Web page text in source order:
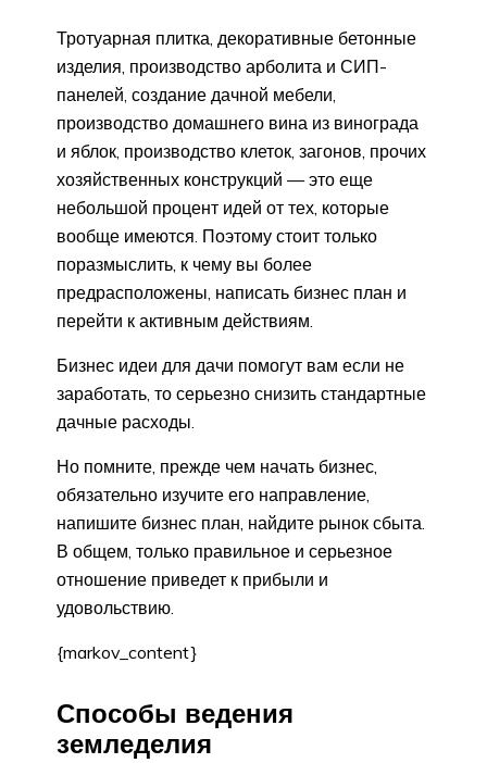
Тротуарная плитка, декоративные бетонные
изделия, производство арболита и СИП-
панелей, создание дачной мебели,
производство домашнего вина из винограда
и яблок, производство клеток, загонов, прочих
хозяйственных конструкций — это еще
небольшой процент идей от тех, которые
вообще имеются. Поэтому стоит только
поразмыслить, к чему вы более
предрасположены, написать бизнес план и
перейти к активным действиям.
Бизнес идеи для дачи помогут вам если не
заработать, то серьезно снизить стандартные
дачные расходы.
Но помните, прежде чем начать бизнес,
обязательно изучите его направление,
напишите бизнес план, найдите рынок сбыта.
В общем, только правильное и серьезное
отношение приведет к прибыли и
удовольствию.
{markov_content}
Способы ведения
земледелия